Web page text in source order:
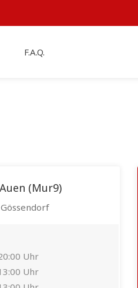
F.A.Q.
(Mur9)
Uhr
Uhr